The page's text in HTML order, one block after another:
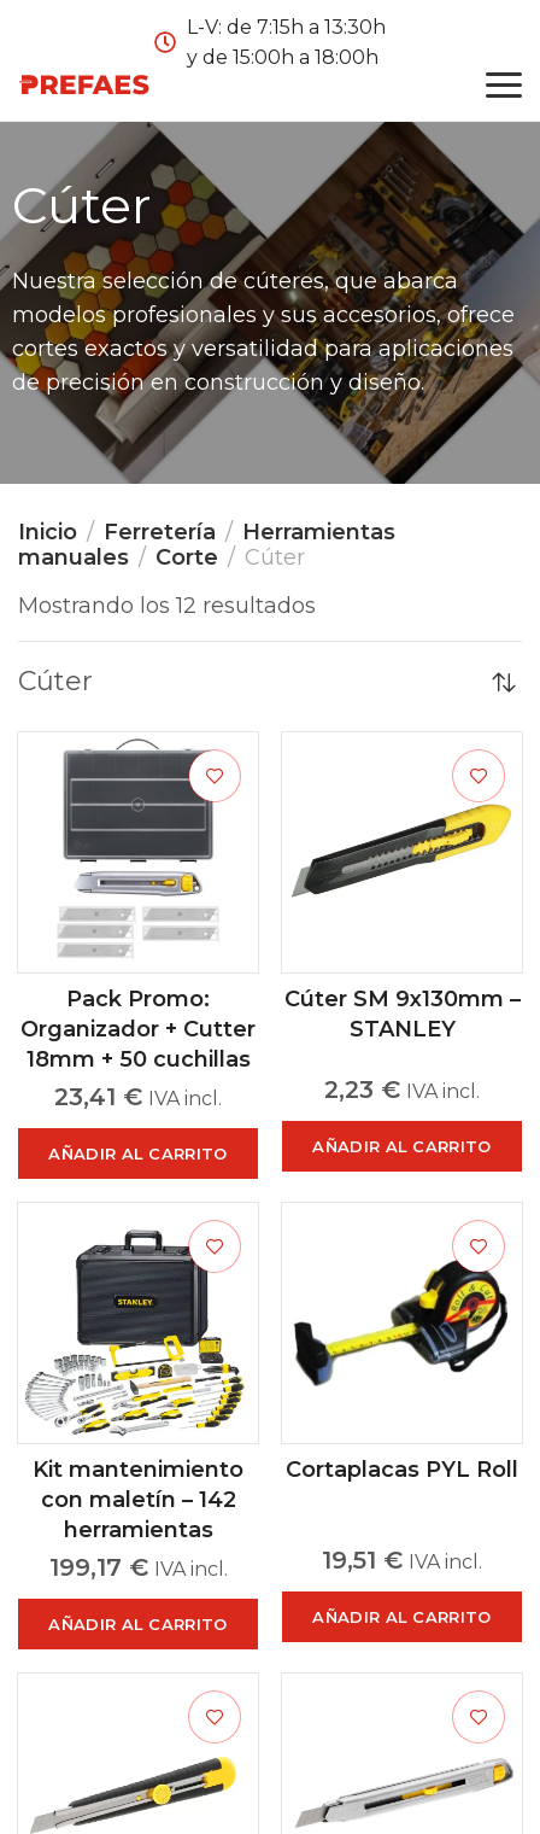
L-V: de 7:15h a 13:30h
y de 15:00h a 18:00h
Cúter
Nuestra selección de cúteres, que abarca
modelos profesionales y sus accesorios, ofrece
cortes exactos y versatilidad para aplicaciones
de precisión en construcción y diseño.
Inicio Ferretería
Herramientas
manuales
Corte
Cúter
Mostrando los 12 resultados
Cúter
Pack Promo:
Organizador + Cutter
18mm + 50 cuchillas
23,41 € IVA incl.
AÑADIR AL CARRITO
Cúter SM 9x130mm –
STANLEY
2,23 € IVA incl.
AÑADIR AL CARRITO
Kit mantenimiento
con maletín – 142
herramientas
199,17 € IVA incl.
AÑADIR AL CARRITO
Cortaplacas PYL Roll
19,51 € IVA incl.
AÑADIR AL CARRITO